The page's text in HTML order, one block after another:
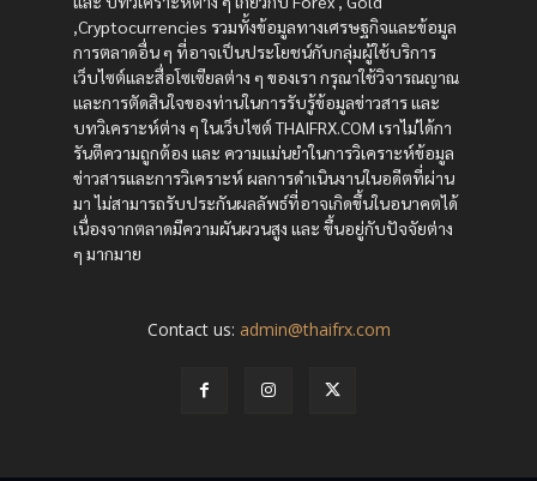
,Cryptocurrencies รวมทั้งข้อมูลทางเศรษฐกิจและข้อมูล
การตลาดอื่น ๆ ที่อาจเป็นประโยชน์กับกลุ่มผู้ใช้บริการ
เว็บไซต์และสื่อโซเซียลต่าง ๆ ของเรา กรุณาใช้วิจารณญาณ
และการตัดสินใจของท่านในการรับรู้ข้อมูลข่าวสาร และ
บทวิเคราะห์ต่าง ๆ ในเว็บไซต์ THAIFRX.COM เราไม่ได้กา
รันตีความถูกต้อง และ ความแม่นยำในการวิเคราะห์ข้อมูล
ข่าวสารและการวิเคราะห์ ผลการดำเนินงานในอดีตที่ผ่าน
มา ไม่สามารถรับประกันผลลัพธ์ที่อาจเกิดขึ้นในอนาคตได้
เนื่องจากตลาดมีความผันผวนสูง และ ขึ้นอยู่กับปัจจัยต่าง
ๆ มากมาย
Contact us: admin@thaifrx.com